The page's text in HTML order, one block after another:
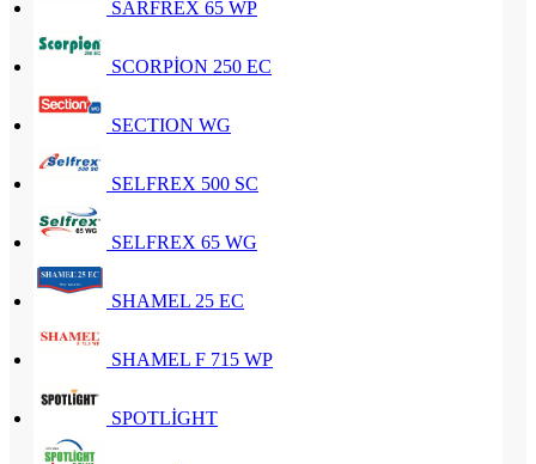
SARFREX 65 WP
SCORPİON 250 EC
SECTION WG
SELFREX 500 SC
SELFREX 65 WG
SHAMEL 25 EC
SHAMEL F 715 WP
SPOTLİGHT